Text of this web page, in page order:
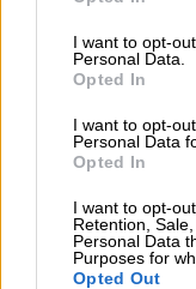
use your data for
consent section.
I want to opt-
Personal Data.
Opted In
I want to opt-
Personal Data
Opted In
I want to opt-
Retention,
Personal Data
Purposes for
Opted Out
και σήμερα το